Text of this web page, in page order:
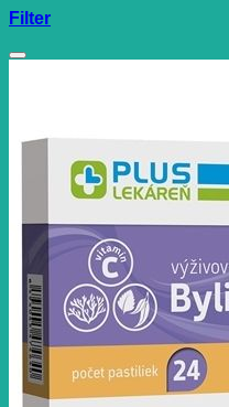
Filter